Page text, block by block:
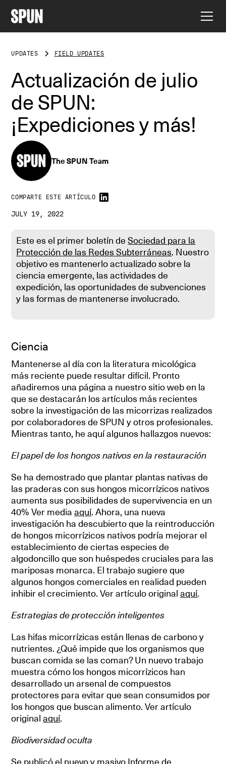
UPDATES FIELD UPDATES
Actualización de julio
de SPUN:
¡Expediciones y más!
The SPUN Team
COMPARTE ESTE ARTÍCULO
JULY 19, 2022
Este es el primer boletín deSociedad para la
Protección de las Redes Subterráneas. Nuestro
objetivo es mantenerlo actualizado sobre la
ciencia emergente, las actividades de
expedición, las oportunidades de subvenciones
y las formas de mantenerse involucrado.
Ciencia
Mantenerse al día con la literatura micológica
más reciente puede resultar difícil. Pronto
añadiremos una página a nuestro sitio web en la
que se destacarán los artículos más recientes
sobre la investigación de las micorrizas realizados
por colaboradores de SPUN y otros profesionales.
Mientras tanto, he aquí algunos hallazgos nuevos:
El papel de los hongos nativos en la restauración
Se ha demostrado que plantar plantas nativas de
las praderas con sus hongos micorrízicos nativos
aumenta sus posibilidades de supervivencia en un
40% Ver mediaaquí. Ahora, una nueva
investigación ha descubierto que la reintroducción
de hongos micorrízicos nativos podría mejorar el
establecimiento de ciertas especies de
algodoncillo que son huéspedes cruciales para las
mariposas monarca. El trabajo sugiere que
algunos hongos comerciales en realidad pueden
inhibir el crecimiento. Ver artículo originalaquí.
Estrategias de protección inteligentes
Las hifas micorrízicas están llenas de carbono y
nutrientes. ¿Qué impide que los organismos que
buscan comida se las coman? Un nuevo trabajo
muestra cómo los hongos micorrízicos han
desarrollado un arsenal de compuestos
protectores para evitar que sean consumidos por
los hongos que buscan alimento. Ver artículo
originalaquí.
Biodiversidad oculta